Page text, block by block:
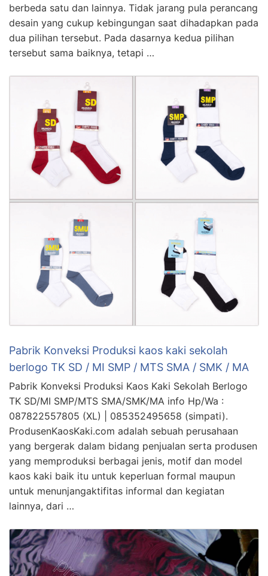
berbeda satu dan lainnya. Tidak jarang pula perancang
desain yang cukup kebingungan saat dihadapkan pada
dua pilihan tersebut. Pada dasarnya kedua pilihan
tersebut sama baiknya, tetapi …
Pabrik Konveksi Produksi kaos kaki sekolah
berlogo TK SD / MI SMP / MTS SMA / SMK / MA
Pabrik Konveksi Produksi Kaos Kaki Sekolah Berlogo
TK SD/MI SMP/MTS SMA/SMK/MA info Hp/Wa :
087822557805 (XL) | 085352495658 (simpati).
ProdusenKaosKaki.com adalah sebuah perusahaan
yang bergerak dalam bidang penjualan serta produsen
yang memproduksi berbagai jenis, motif dan model
kaos kaki baik itu untuk keperluan formal maupun
untuk menunjangaktifitas informal dan kegiatan
lainnya, dari …